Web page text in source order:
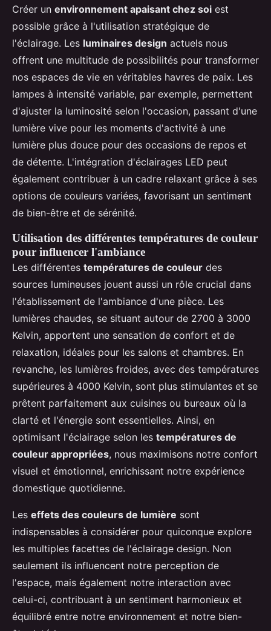
Créer un environnement apaisant chez soi est
possible grâce à l'utilisation stratégique de
l'éclairage. Les luminaires design actuels nous
offrent une multitude de possibilités pour transformer
nos espaces de vie en véritables havres de paix. Les
lampes à intensité variable, par exemple, permettent
d'ajuster la luminosité selon l'occasion, passant d'une
lumière vive pour les moments d'activité à une
lumière plus douce pour des occasions de repos et
de détente. L'intégration d'éclairages LED peut
également contribuer à un cadre relaxant grâce à ses
options de couleurs variées, favorisant un sentiment
de bien-être et de sérénité.
Utilisation des différentes températures de couleur
pour influencer l'ambiance
Les différentes températures de couleur des
sources lumineuses jouent aussi un rôle crucial dans
l'établissement de l'ambiance d'une pièce. Les
lumières chaudes, se situant autour de 2700 à 3000
Kelvin, apportent une sensation de confort et de
relaxation, idéales pour les salons et chambres. En
revanche, les lumières froides, avec des températures
supérieures à 4000 Kelvin, sont plus stimulantes et se
prêtent parfaitement aux cuisines ou bureaux où la
clarté et l'énergie sont essentielles. Ainsi, en
optimisant l'éclairage selon les températures de
couleur appropriées, nous maximisons notre confort
visuel et émotionnel, enrichissant notre expérience
domestique quotidienne.
Les effets des couleurs de lumière sont
indispensables à considérer pour quiconque explore
les multiples facettes de l'éclairage design. Non
seulement ils influencent notre perception de
l'espace, mais également notre interaction avec
celui-ci, contribuant à un sentiment harmonieux et
équilibré entre notre environnement et notre bien-